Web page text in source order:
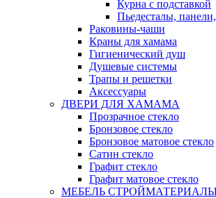
Курна с подставкой
Пьедесталы,
Раковины-чаши
Краны для хамама
Гигиенический душ
Душевые системы
Трапы и решетки
Аксессуары
ДВЕРИ ДЛЯ ХАМАМА
Прозрачное стекло
Бронзовое стекло
Бронзовое матовое стекло
Сатин стекло
Графит стекло
Графит матовое стекло
МЕБЕЛЬ